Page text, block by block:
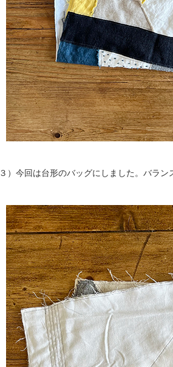
３）今回は台形のバッグにしました。バラン